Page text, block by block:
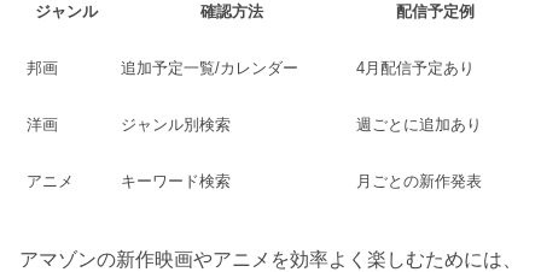
ジャンル 確認方法 配信予定例
邦画 追加予定一覧/カレンダー 4月配信予定あり
洋画 ジャンル別検索 週ごとに追加あり
アニメ キーワード検索 月ごとの新作発表
アマゾンの新作映画やアニメを効率よく楽しむためには、